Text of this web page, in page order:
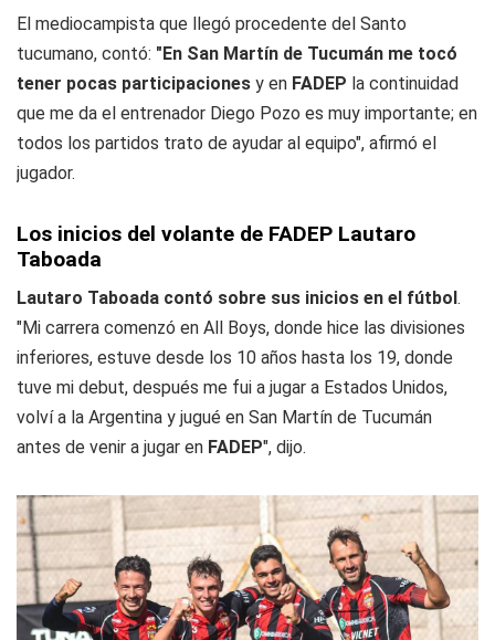
El mediocampista que llegó procedente del Santo
tucumano, contó: "En San Martín de Tucumán me tocó
tener pocas participaciones y en FADEP la continuidad
que me da el entrenador Diego Pozo es muy importante; en
todos los partidos trato de ayudar al equipo", afirmó el
jugador.
Los inicios del volante de FADEP Lautaro
Taboada
Lautaro Taboada contó sobre sus inicios en el fútbol.
"Mi carrera comenzó en All Boys, donde hice las divisiones
inferiores, estuve desde los 10 años hasta los 19, donde
tuve mi debut, después me fui a jugar a Estados Unidos,
volví a la Argentina y jugué en San Martín de Tucumán
antes de venir a jugar en FADEP", dijo.